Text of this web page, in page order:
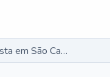
Pneumologista em São Caetano do Sul - SP